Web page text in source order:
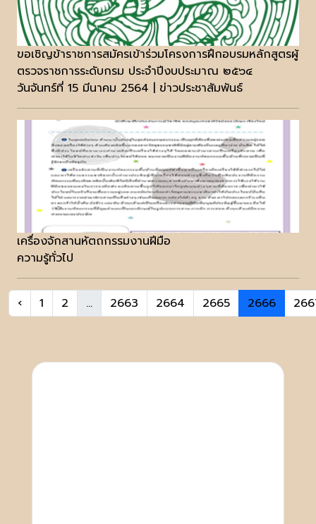
ขอเชิญข้าราชการสมัครเข้าร่วมโครงการฝึกอบรมหลักสูตรผู้
ตรวจราชการระดับกรม ประจำปีงบประมาณ ๒๕๖๔
วันจันทร์ที่ 15 มีนาคม 2564 | ข่าวประชาสัมพันธ์
เครื่องจักสานหัตถกรรมงานฝีมือ
ความรู้ทั่วไป
‹ 1 2 ... 2663 2664 2665 2666